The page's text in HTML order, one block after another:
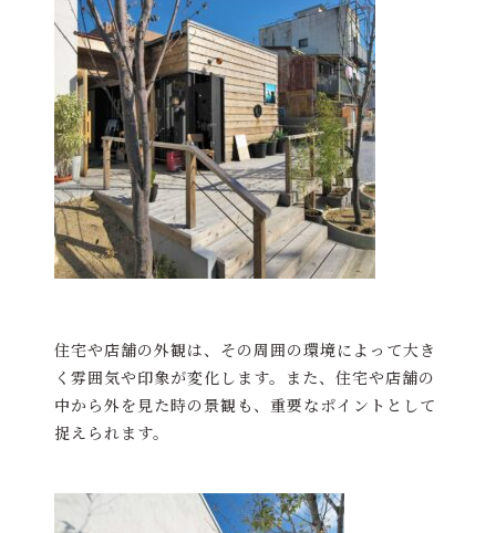
住宅や店舗の外観は、その周囲の環境によって大き
く雰囲気や印象が変化します。また、住宅や店舗の
中から外を見た時の景観も、重要なポイントとして
捉えられます。